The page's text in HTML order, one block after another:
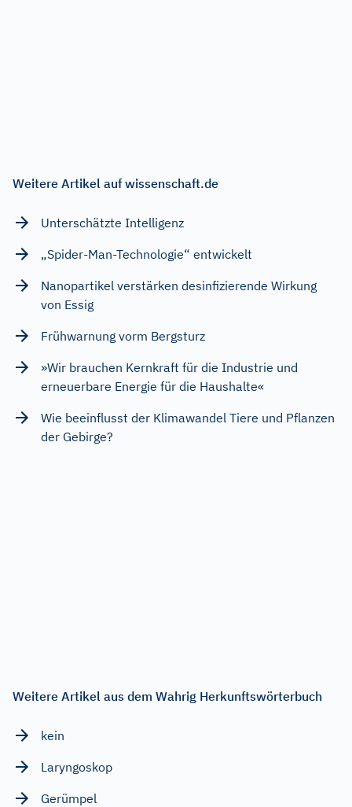
Weitere Artikel auf wissenschaft.de
Unterschätzte Intelligenz
„Spider-Man-Technologie“ entwickelt
Nanopartikel verstärken desinfizierende Wirkung
von Essig
Frühwarnung vorm Bergsturz
»Wir brauchen Kernkraft für die Industrie und
erneuerbare Energie für die Haushalte«
Wie beeinflusst der Klimawandel Tiere und Pflanzen
der Gebirge?
Weitere Artikel aus dem Wahrig Herkunftswörterbuch
kein
Laryngoskop
Gerümpel